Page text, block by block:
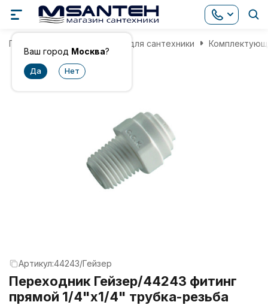
Ваш город Москва?
Главная Комплектующие для сантехники
Артикул:44243/Гейзер
Переходник Гейзер/44243 фитинг
прямой 1/4"х1/4" трубка-резьба